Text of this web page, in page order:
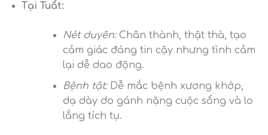
Tại Tuất:
Nét duyên:Chân thành, thật thà, tạo
cảm giác đáng tin cậy nhưng tình cảm
lại dễ dao động.
Bệnh tật:Dễ mắc bệnh xương khớp,
dạ dày do gánh nặng cuộc sống và lo
lắng tích tụ.